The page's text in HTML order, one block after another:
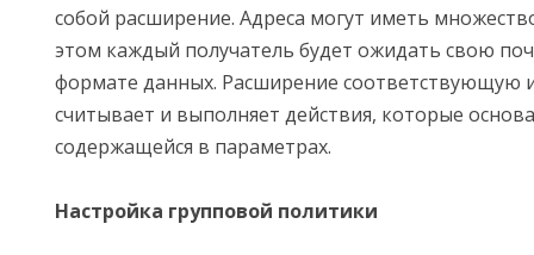
собой расширение. Адреса могут иметь
этом каждый получатель будет ожидать свою
формате данных. Расширение
считывает и выполняет действия, которые
содержащейся в параметрах.
Настройка групповой политики